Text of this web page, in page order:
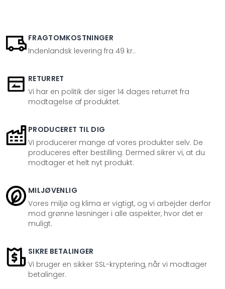
FRAGTOMKOSTNINGER
Indenlandsk levering fra 49 kr..
RETURRET
Vi har en politik der siger 14 dages returret fra
modtagelse af produktet.
PRODUCERET TIL DIG
Vi producerer mange af vores produkter selv. De
produceres efter bestilling. Dermed sikrer vi, at du
modtager et helt nyt produkt.
MILJØVENLIG
Vores miljø og klima er vigtigt, og vi arbejder derfor
mod grønne løsninger i alle aspekter, hvor det er
muligt.
SIKRE BETALINGER
Vi bruger en sikker SSL-kryptering, når vi modtager
betalinger.